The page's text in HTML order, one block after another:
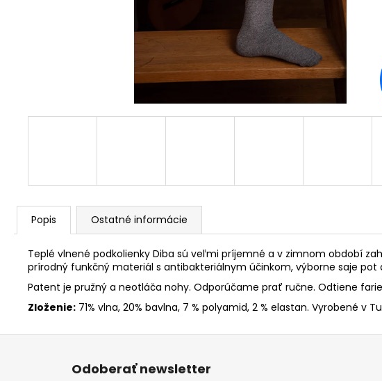
Popis Ostatné informácie
Teplé vlnené podkolienky Diba sú veľmi príjemné a v zimnom období
prírodný funkčný materiál s antibakteriálnym účinkom, výborne saje pot
Patent je pružný a neotláča nohy. Odporúčame prať ručne. Odtiene
Zloženie: 71% vlna, 20% bavlna, 7 % polyamid, 2 % elastan. Vyrobené v
Z
Odoberať newsletter